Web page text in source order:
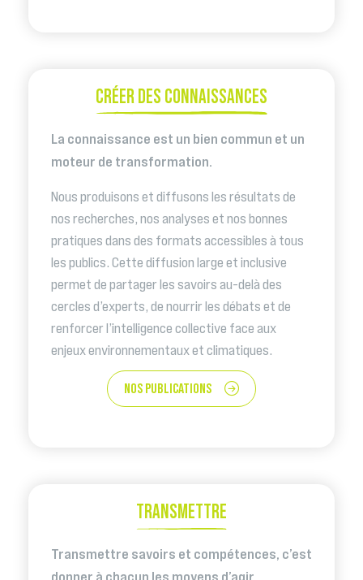
CRÉER DES CONNAISSANCES
La connaissance est un bien commun et un
moteur de transformation.
Nous produisons et diffusons les résultats de
nos recherches, nos analyses et nos bonnes
pratiques dans des formats accessibles à tous
les publics. Cette diffusion large et inclusive
permet de partager les savoirs au-delà des
cercles d’experts, de nourrir les débats et de
renforcer l’intelligence collective face aux
enjeux environnementaux et climatiques.
NOS PUBLICATIONS
TRANSMETTRE
Transmettre savoirs et compétences, c’est
donner à chacun les moyens d’agir.